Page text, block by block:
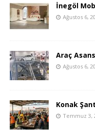
İnegöl
Ağustos 6,
Araç
Ağustos 6,
Konak
Temmuz 3,